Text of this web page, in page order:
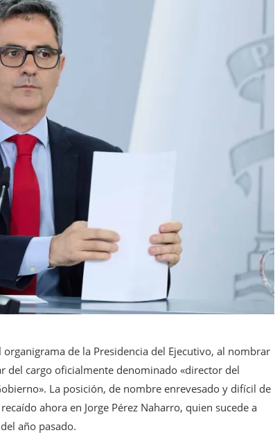
de la Presidencia del Ejecutivo, al nombrar
del cargo oficialmente denominado «director del
La posición, de nombre enrevesado y difícil de
ahora en Jorge Pérez Naharro, quien sucede a
año pasado.